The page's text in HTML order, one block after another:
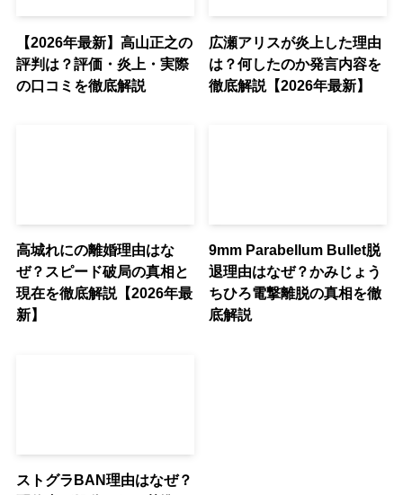
【2026年最新】高山正之の
評判は？評価・炎上・実際
の口コミを徹底解説
広瀬アリスが炎上した理由
は？何したのか発言内容を
徹底解説【2026年最新】
高城れにの離婚理由はな
ぜ？スピード破局の真相と
現在を徹底解説【2026年最
新】
9mm Parabellum Bullet脱
退理由はなぜ？かみじょう
ちひろ電撃離脱の真相を徹
底解説
ストグラBAN理由はなぜ？